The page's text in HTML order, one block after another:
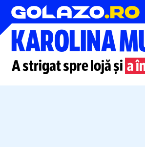
Tenis
KAROLINA
A strigat spre lojă și a